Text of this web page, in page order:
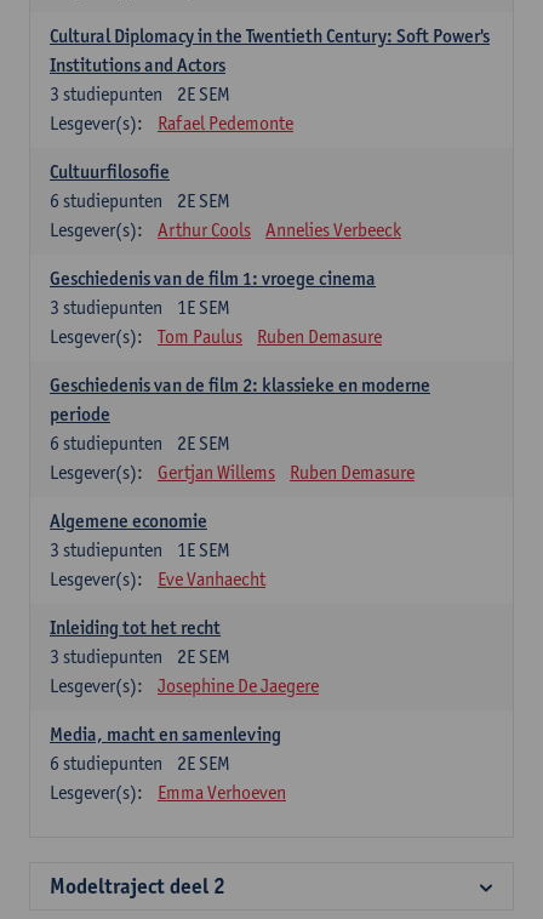
Cultural Diplomacy in the Twentieth Century: Soft Power's
Institutions and Actors
2E SEM
3 studiepunten
Lesgever(s):
Rafael Pedemonte
Cultuurfilosofie
2E SEM
6 studiepunten
Lesgever(s):
Arthur Cools Annelies Verbeeck
Geschiedenis van de film 1: vroege cinema
1E SEM
3 studiepunten
Lesgever(s):
Tom Paulus Ruben Demasure
Geschiedenis van de film 2: klassieke en moderne
periode
2E SEM
6 studiepunten
Lesgever(s):
Gertjan Willems Ruben Demasure
Algemene economie
1E SEM
3 studiepunten
Lesgever(s):
Eve Vanhaecht
Inleiding tot het recht
2E SEM
3 studiepunten
Lesgever(s):
Josephine De Jaegere
Media, macht en samenleving
2E SEM
6 studiepunten
Lesgever(s):
Emma Verhoeven
Modeltraject deel 2